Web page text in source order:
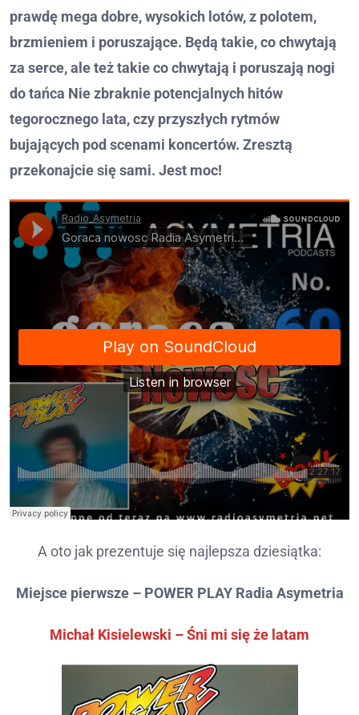
prawdę mega dobre, wysokich lotów, z polotem,
brzmieniem i poruszające. Będą takie, co chwytają
za serce, ale też takie co chwytają i poruszają nogi
do tańca Nie zbraknie potencjalnych hitów
tegorocznego lata, czy przyszłych rytmów
bujających pod scenami koncertów. Zresztą
przekonajcie się sami. Jest moc!
A oto jak prezentuje się najlepsza dziesiątka:
Miejsce pierwsze – POWER PLAY Radia Asymetria
Michał Kisielewski – Śni mi się że latam